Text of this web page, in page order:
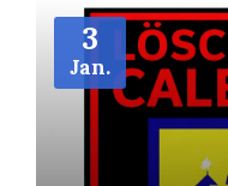
3
Jan.